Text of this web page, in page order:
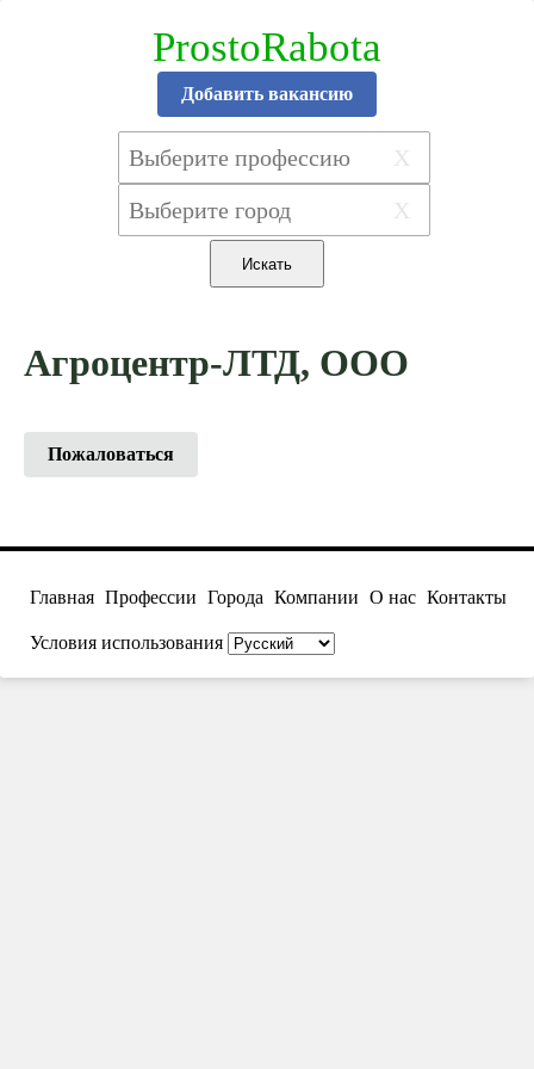
ProstoRabota
Добавить вакансию
X
X
Агроцентр-ЛТД, ООО
Пожаловаться
Главная Профессии Города Компании О нас Контакты
Условия использования